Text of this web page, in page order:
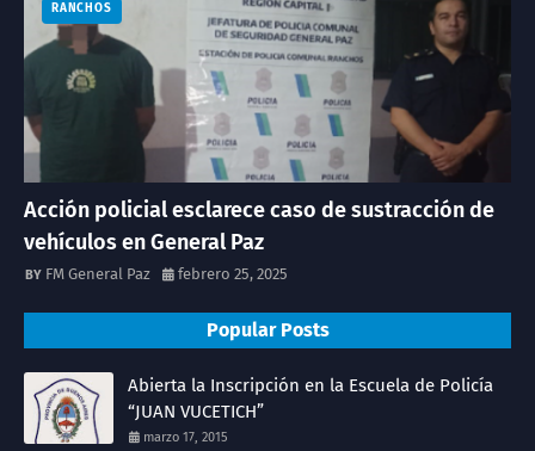
RANCHOS
Acción policial esclarece caso de sustracción de
vehículos en General Paz
FM General Paz febrero 25, 2025
Popular Posts
Abierta la Inscripción en la Escuela de Policía
“JUAN VUCETICH”
marzo 17, 2015